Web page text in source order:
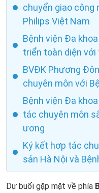
chuyển giao công
Philips Việt Nam
Bệnh viện Đa
triển toàn diện
BVĐK Phương
chuyên môn với
Bệnh viện Đa
tác chuyên môn
ương
Ký kết hợp tác
sản Hà Nội và
Dự buổi gặp mặt về phía